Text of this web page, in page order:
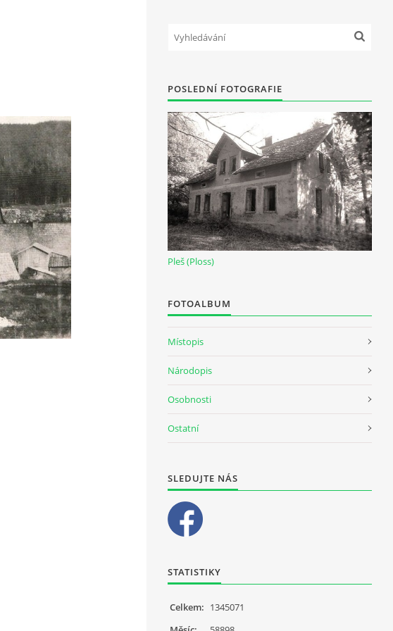
POSLEDNÍ FOTOGRAFIE
Pleš (Ploss)
FOTOALBUM
Místopis
Národopis
Osobnosti
Ostatní
SLEDUJTE NÁS
STATISTIKY
Celkem: 1345071